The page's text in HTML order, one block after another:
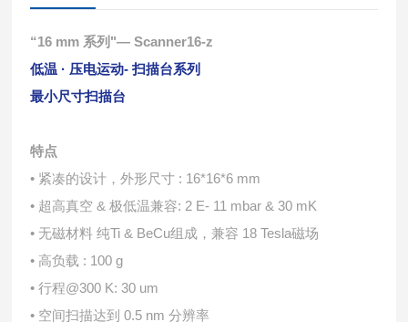
“16 mm 系列"— Scanner16-z
低温 · 压电运动- 扫描台系列
最⼩尺⼨扫描台
特点
• 紧凑的设计，外形尺⼨ : 16*16*6 mm
• 超⾼真空 & 极低温兼容: 2 E- 11 mbar & 30 mK
• ⽆磁材料 纯Ti & BeCu组成，兼容 18 Tesla磁场
• ⾼负载 : 100 g
• ⾏程@300 K: 30 um
• 空间扫描达到 0.5 nm 分辨率